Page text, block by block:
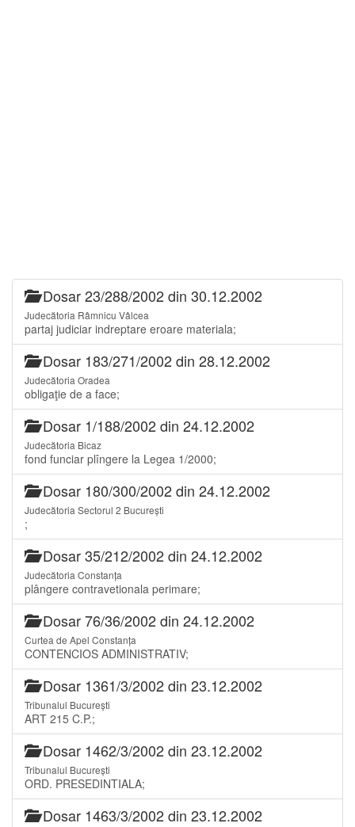
Dosar 23/288/2002 din 30.12.2002
Judecătoria Râmnicu Vâlcea
partaj judiciar indreptare eroare materiala;
Dosar 183/271/2002 din 28.12.2002
Judecătoria Oradea
obligaţie de a face;
Dosar 1/188/2002 din 24.12.2002
Judecătoria Bicaz
fond funciar plîngere la Legea 1/2000;
Dosar 180/300/2002 din 24.12.2002
Judecătoria Sectorul 2 București
;
Dosar 35/212/2002 din 24.12.2002
Judecătoria Constanța
plângere contravetionala perimare;
Dosar 76/36/2002 din 24.12.2002
Curtea de Apel Constanța
CONTENCIOS ADMINISTRATIV;
Dosar 1361/3/2002 din 23.12.2002
Tribunalul București
ART 215 C.P.;
Dosar 1462/3/2002 din 23.12.2002
Tribunalul București
ORD. PRESEDINTIALA;
Dosar 1463/3/2002 din 23.12.2002